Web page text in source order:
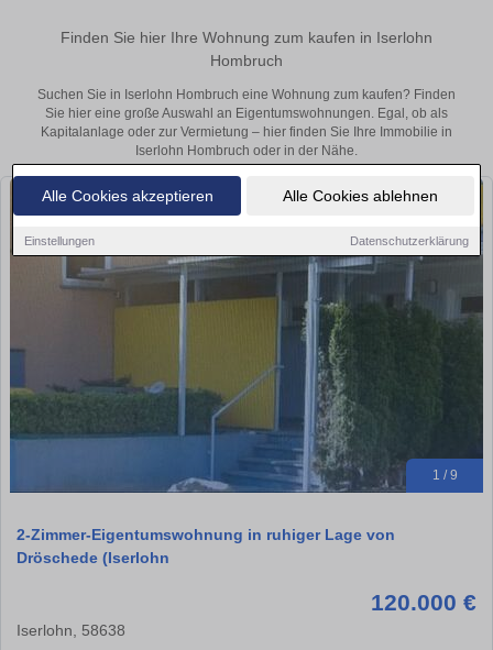
Alle Cookies akzeptieren Alle Cookies ablehnen
Einstellungen Datenschutzerklärung
Finden Sie hier Ihre Wohnung zum kaufen in Iserlohn
Hombruch
Suchen Sie in Iserlohn Hombruch eine Wohnung zum kaufen? Finden
Sie hier eine große Auswahl an Eigentumswohnungen. Egal, ob als
Kapitalanlage oder zur Vermietung – hier finden Sie Ihre Immobilie in
Iserlohn Hombruch oder in der Nähe.
1 / 9
2-Zimmer-Eigentumswohnung in ruhiger Lage von
Dröschede (Iserlohn
120.000 €
Iserlohn, 58638